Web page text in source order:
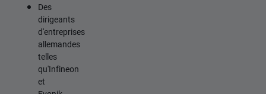
Des
dirigeants
d'entreprises
allemandes
telles
qu'Infineon
et